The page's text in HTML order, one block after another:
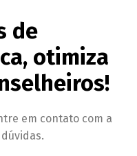
de
otimiza
em contato com a